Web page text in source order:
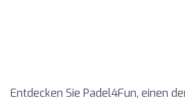
Entdecken Sie Padel4Fun, einen